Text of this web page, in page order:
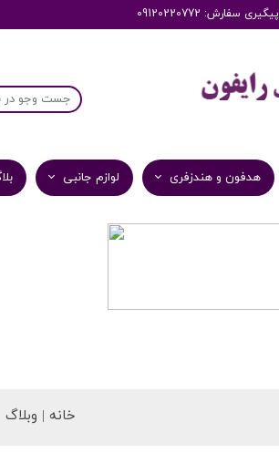
پیگیری سفارش: 09120220772
هدفون و هندزفری لوازم جانبی
خانه | وبلاگ